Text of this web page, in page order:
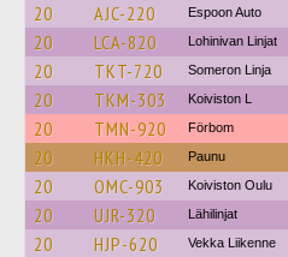
20 AJC-220 Espoon Auto
20 LCA-820 Lohinivan Linjat
20 TKT-720 Someron Linja
20 TKM-303 Koiviston L
20 TMN-920 Förbom
20 HKH-420 Paunu
20 OMC-903 Koiviston Oulu
20 UJR-320 Lähilinjat
20 HJP-620 Vekka Liikenne